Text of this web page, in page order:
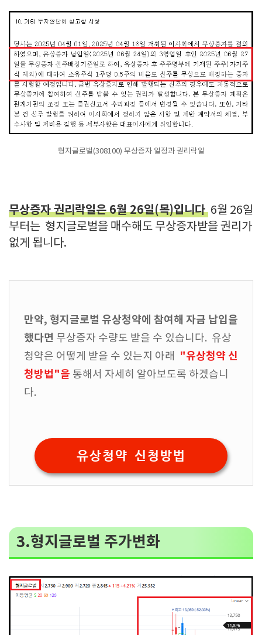
형지글로벌(308100) 무상증자 일정과 권리락일
무상증자 권리락일은 6월 26일(목)입니다 6월 26일
부터는 형지글로벌을 매수해도 무상증자받을 권리가
없게 됩니다.
만약, 형지글로벌 유상청약에 참여해 자금 납입을
했다면 무상증자 수량도 받을 수 있습니다. 유상
청약은 어떻게 받을 수 있는지 아래 "유상청약 신
청방법"을 통해서 자세히 알아보도록 하겠습니
다.
유상청약 신청방법
3.형지글로벌 주가변화